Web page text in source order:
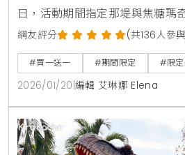
日，活動期間指定那堤與焦糖瑪
優惠。本文同步整理中國信託聯
平台折扣以及7-11與萊爾富近期
啡愛好者輕鬆掌握省錢情報。
網友評分 (共136人參
#買一送一 #期間限定 #限
2026/01/20 編輯 艾琳娜 Elena